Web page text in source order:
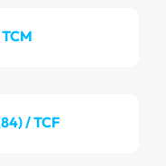
/ TCF